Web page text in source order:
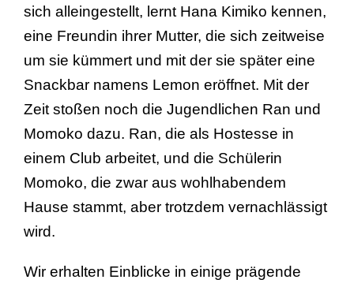
sich alleingestellt, lernt Hana Kimiko kennen,
eine Freundin ihrer Mutter, die sich zeitweise
um sie kümmert und mit der sie später eine
Snackbar namens Lemon eröffnet. Mit der
Zeit stoßen noch die Jugendlichen Ran und
Momoko dazu. Ran, die als Hostesse in
einem Club arbeitet, und die Schülerin
Momoko, die zwar aus wohlhabendem
Hause stammt, aber trotzdem vernachlässigt
wird.
Wir erhalten Einblicke in einige prägende